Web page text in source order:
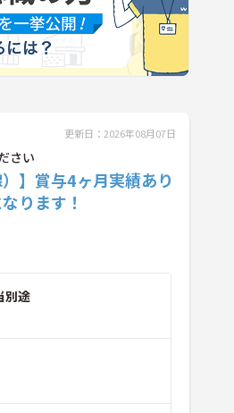
更新日：2026年08月07日
さい
】賞与4ヶ月実績あり
ります！
別途